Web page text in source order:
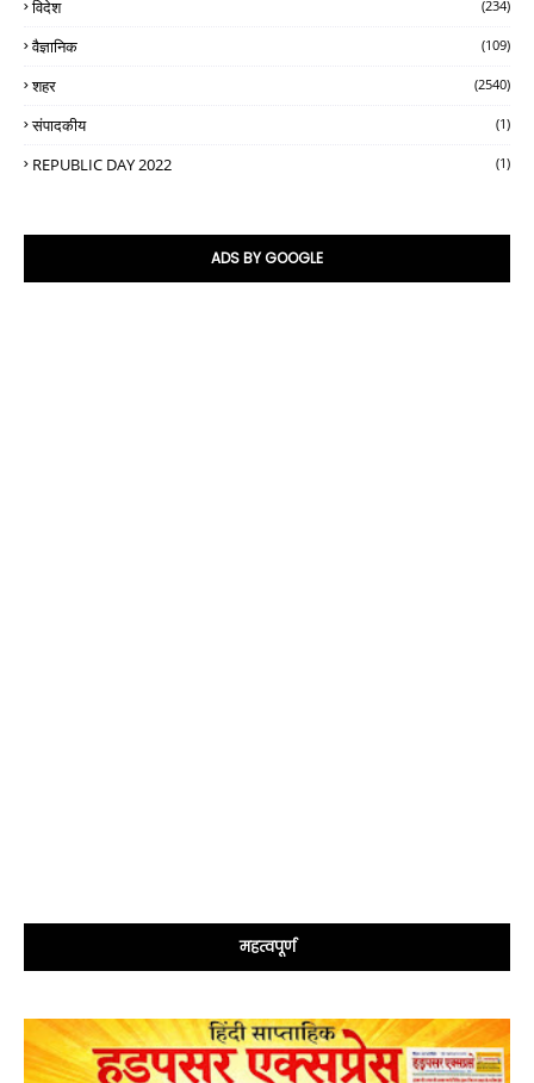
विदेश (234)
वैज्ञानिक (109)
शहर (2540)
संपादकीय (1)
REPUBLIC DAY 2022 (1)
ADS BY GOOGLE
महत्वपूर्ण